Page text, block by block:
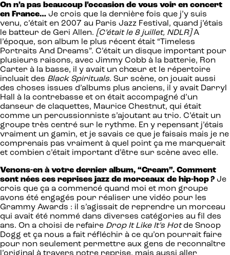
On n’a pas beaucoup l’occasion de vous voir en concert
en France… Je crois que la dernière fois que j’y suis
venu, c’était en 2007 au Paris Jazz Festival, quand j’étais
le batteur de Geri Allen. [C’était le 8 juillet, NDLR]A
l’époque, son album le plus récent était “Timeless
Portraits And Dreams”. C’était un disque important pour
plusieurs raisons, avec Jimmy Cobb à la batterie, Ron
Carter à la basse, il y avait un chœur et le répertoire
incluait des Black Spirituals. Sur scène, on jouait aussi
des choses issues d’albums plus anciens, il y avait Darryl
Hall à la contrebasse et on était accompagné d’un
danseur de claquettes, Maurice Chestnut, qui était
comme un percussionniste s’ajoutant au trio. C’était un
groupe très centré sur le rythme. En y repensant j’étais
vraiment un gamin, et je savais ce que je faisais mais je ne
comprenais pas vraiment à quel point ça me marquerait
et combien c’était important d’être sur scène avec elle.
Venons-en à votre dernier album, “Cream”. Comment
sont nées ces reprises jazz de morceaux de hip-hop ? Je
crois que ça a commencé quand moi et mon groupe
avons été engagés pour réaliser une vidéo pour les
Grammy Awards : il s’agissait de reprendre un morceau
qui avait été nommé dans diverses catégories au fil des
ans. On a choisi de refaire Drop It Like It’s Hotde Snoop
Dogg et ça nous a fait réfléchir à ce qu’on pourrait faire
pour non seulement permettre aux gens de reconnaître
l’original à travers notre reprise, mais aussi aller